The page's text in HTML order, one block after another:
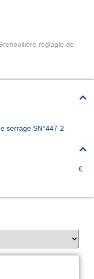
réglagle de
serrage SN°447-2
€